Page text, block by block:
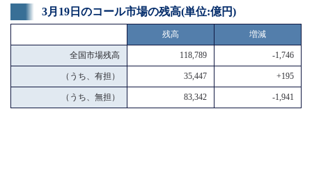
3月19日のコール市場の残高(単位:億円)
残高 増減
全国市場残高 118,789 -1,746
（うち、有担） 35,447 +195
（うち、無担） 83,342 -1,941